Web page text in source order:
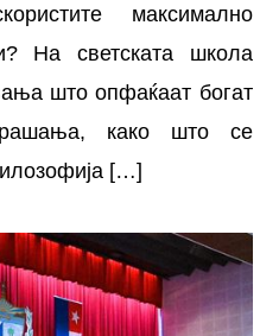
максимално
На светската школа
што опфаќаат богат
како што се
[…]